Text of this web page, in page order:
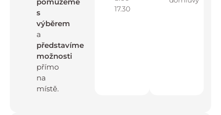
s
výběrem
a
představíme
možnosti
přímo
na
místě.
17.30